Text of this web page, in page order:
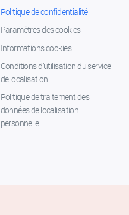
Politique de confidentialité
Paramètres des cookies
Informations cookies
Conditions d’utilisation du service
de localisation
Politique de traitement des
données de localisation
personnelle